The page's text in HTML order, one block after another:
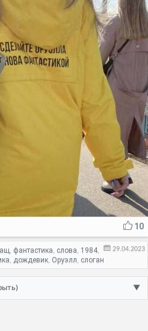
10
29.04.2023
, фантастика, слова, 1984,
, дождевик, Оруэлл, слоган
▼